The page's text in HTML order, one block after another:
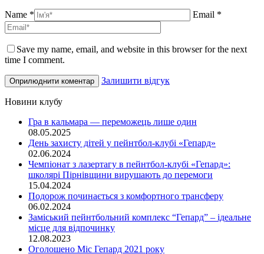
Name * Email *
Save my name, email, and website in this browser for the next
time I comment.
Залишити відгук
Новини клубу
Гра в кальмара — переможець лише один
08.05.2025
День захисту дітей у пейнтбол-клубі «Гепард»
02.06.2024
Чемпіонат з лазертагу в пейнтбол-клубі «Гепард»:
школярі Пірнівщини вирушають до перемоги
15.04.2024
Подорож починається з комфортного трансферу
06.02.2024
Заміський пейнтбольний комплекс “Гепард” – ідеальне
місце для відпочинку
12.08.2023
Оголошено Міс Гепард 2021 року